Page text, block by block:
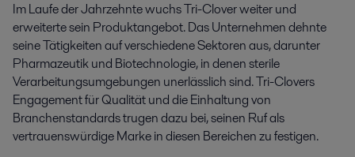
Im Laufe der Jahrzehnte wuchs Tri-Clover weiter und
erweiterte sein Produktangebot. Das Unternehmen dehnte
seine Tätigkeiten auf verschiedene Sektoren aus, darunter
Pharmazeutik und Biotechnologie, in denen sterile
Verarbeitungsumgebungen unerlässlich sind. Tri-Clovers
Engagement für Qualität und die Einhaltung von
Branchenstandards trugen dazu bei, seinen Ruf als
vertrauenswürdige Marke in diesen Bereichen zu festigen.